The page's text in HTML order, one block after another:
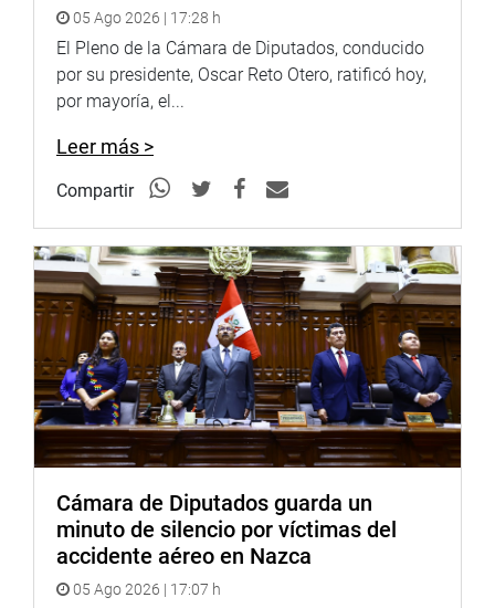
05 Ago 2026 | 17:28 h
El Pleno de la Cámara de Diputados, conducido
por su presidente, Oscar Reto Otero, ratificó hoy,
por mayoría, el...
Leer más >
Compartir
Cámara de Diputados guarda un
minuto de silencio por víctimas del
accidente aéreo en Nazca
05 Ago 2026 | 17:07 h